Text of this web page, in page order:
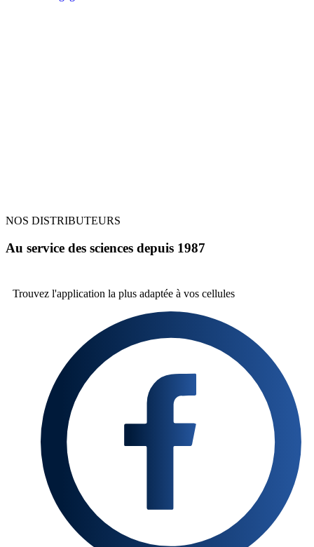
NOS DISTRIBUTEURS
Au service des sciences depuis 1987
Trouvez l'application la plus adaptée à vos cellules